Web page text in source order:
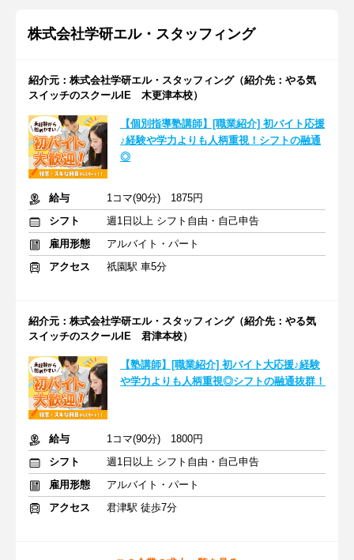
株式会社学研エル・スタッフィング
紹介元：株式会社学研エル・スタッフィング（紹介先：やる気
スイッチのスクールIE 木更津本校）
【個別指導塾講師】[職業紹介] 初バイト応援
♪経験や学力よりも人柄重視！シフトの融通
◎
給与
1コマ(90分) 1875円
シフト
週1日以上 シフト自由・自己申告
雇用形態
アルバイト・パート
アクセス
祇園駅 車5分
紹介元：株式会社学研エル・スタッフィング（紹介先：やる気
スイッチのスクールIE 君津本校）
【塾講師】[職業紹介] 初バイト大応援♪経験
や学力よりも人柄重視◎シフトの融通抜群！
給与
1コマ(90分) 1800円
シフト
週1日以上 シフト自由・自己申告
雇用形態
アルバイト・パート
アクセス
君津駅 徒歩7分